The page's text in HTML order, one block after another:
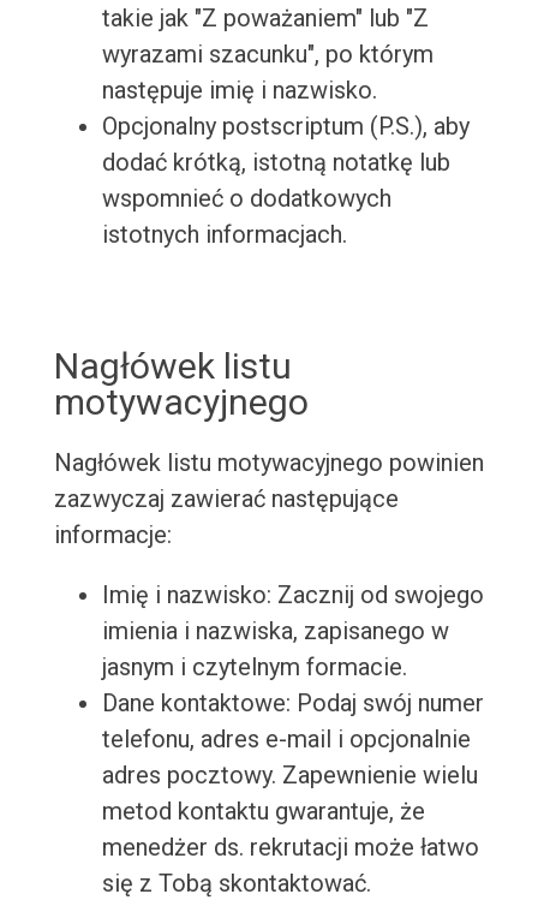
takie jak "Z poważaniem" lub "Z
wyrazami szacunku", po którym
następuje imię i nazwisko.
Opcjonalny postscriptum (P.S.), aby
dodać krótką, istotną notatkę lub
wspomnieć o dodatkowych
istotnych informacjach.
Nagłówek listu
motywacyjnego
Nagłówek listu motywacyjnego powinien
zazwyczaj zawierać następujące
informacje:
Imię i nazwisko: Zacznij od swojego
imienia i nazwiska, zapisanego w
jasnym i czytelnym formacie.
Dane kontaktowe: Podaj swój numer
telefonu, adres e-mail i opcjonalnie
adres pocztowy. Zapewnienie wielu
metod kontaktu gwarantuje, że
menedżer ds. rekrutacji może łatwo
się z Tobą skontaktować.